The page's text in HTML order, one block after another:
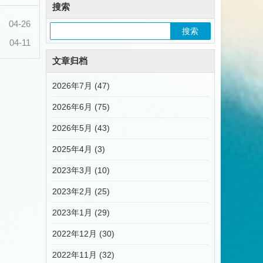
04-26
04-11
搜索
文章归档
2026年7月 (47)
2026年6月 (75)
2026年5月 (43)
2025年4月 (3)
2023年3月 (10)
2023年2月 (25)
2023年1月 (29)
2022年12月 (30)
2022年11月 (32)